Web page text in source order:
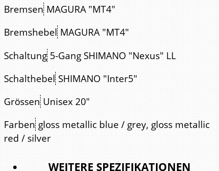
Bremsen MAGURA "MT4"
Bremshebel MAGURA "MT4"
Schaltung 5-Gang SHIMANO "Nexus" LL
Schalthebel SHIMANO "Inter5"
Grössen Unisex 20"
Farben gloss metallic blue / grey, gloss metallic
red / silver
WEITERE SPEZIFIKATIONEN